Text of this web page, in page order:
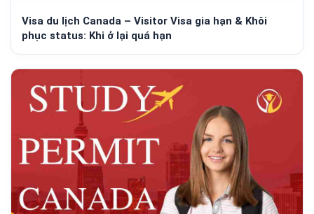
Visa du lịch Canada – Visitor Visa gia hạn & Khôi
phục status: Khi ở lại quá hạn